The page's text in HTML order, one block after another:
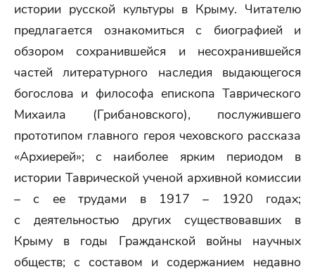
истории русской культуры в Крыму. Читателю
предлагается ознакомиться с биографией и
обзором сохранившейся и несохранившейся
частей литературного наследия выдающегося
богослова и философа епископа Таврического
Михаила (Грибановского), послужившего
прототипом главного героя чеховского рассказа
«Архиерей»; с наиболее ярким периодом в
истории Таврической ученой архивной комиссии
– с ее трудами в 1917 – 1920 годах;
с деятельностью других существовавших в
Крыму в годы Гражданской войны научных
обществ; с составом и содержанием недавно